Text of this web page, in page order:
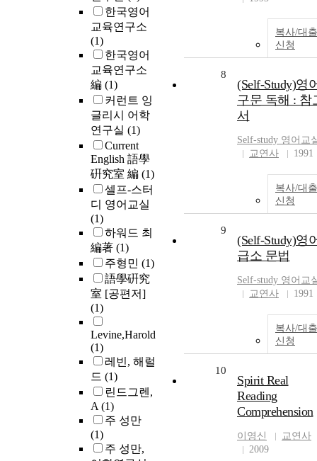
한국영어
교육연구소
(1)
한국영어
교육연구소
編 (1)
커런트 잉
글리시 어학
연구실 (1)
Current
English 語學
硏究室 編 (1)
셀프-스터
디 영어교실
(1)
하워드 최
編著 (1)
주형민 (1)
語學硏究
室 [공편저]
(1)
Levine,Harold
(1)
레빈, 해럴
드 (1)
린드그렌,
A(1)
주 성만
(1)
주 성만,
복사/대출
신청
8
(Self-Study)영
구문 독해 : 참
서
Self-study 영어교
교연사
1991
복사/대출
신청
9
(Self-Study)영
급소 문법
Self-study 영어교
교연사
1991
복사/대출
신청
10
Spirit Real
Reading
Comprehension
이영신
교연사
2009